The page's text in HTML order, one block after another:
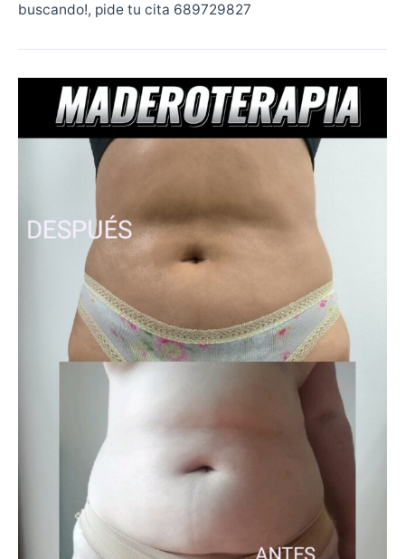
buscando!, pide tu cita 689729827